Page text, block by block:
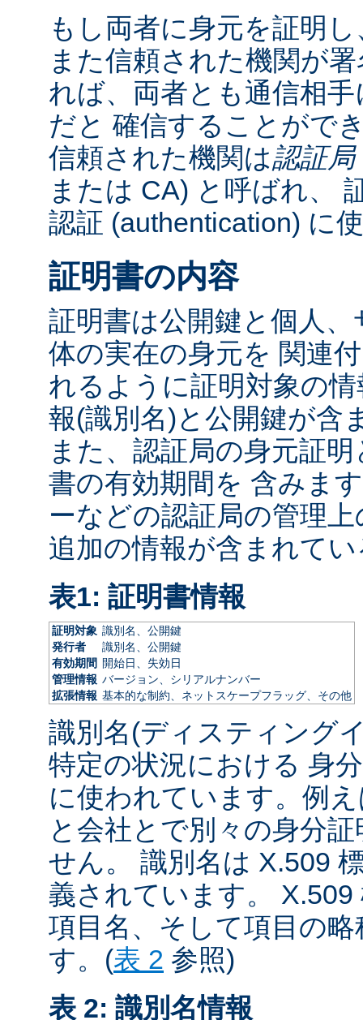
もし両者に身元を証明
また信頼された機関が
れば、両者とも通信相
だと 確信することがで
信頼された機関は認証局
または CA) と呼ばれ、
認証 (authentication) に
証明書の内容
証明書は公開鍵と個人
体の実在の身元を 関連
れるように証明対象の
報(識別名)と公開鍵が含
また、認証局の身元証
書の有効期間を 含みま
ーなどの認証局の管理
追加の情報が含まれて
表1: 証明書情報
証明対象 識別名、公開鍵
発行者
識別名、公開鍵
有効期間 開始日、失効日
管理情報 バージョン、シリアルナンバー
拡張情報 基本的な制約、ネットスケープフラッグ、その他
識別名(ディスティング
特定の状況における 身
に使われています。例
と会社とで別々の身分
せん。 識別名は X.509
義されています。
項目名、そして項目の
す。(表 2 参照)
表 2: 識別名情報